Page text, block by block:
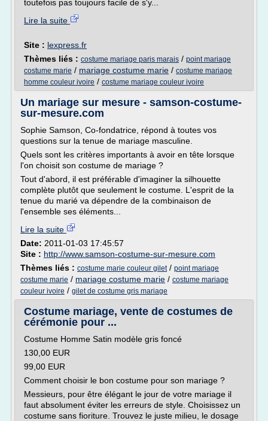
toutefois pas toujours facile de s'y...
Lire la suite
Site : lexpress.fr
Thèmes liés : costume mariage paris marais / point mariage
costume marie / mariage costume marie / costume mariage
homme couleur ivoire / costume mariage couleur ivoire
Un mariage sur mesure - samson-costume-
sur-mesure.com
Sophie Samson, Co-fondatrice, répond à toutes vos
questions sur la tenue de mariage masculine.
Quels sont les critères importants à avoir en tête lorsque
l'on choisit son costume de mariage ?
Tout d'abord, il est préférable d'imaginer la silhouette
complète plutôt que seulement le costume. L'esprit de la
tenue du marié va dépendre de la combinaison de
l'ensemble ses éléments...
Lire la suite
Date: 2011-01-03 17:45:57
Site : http://www.samson-costume-sur-mesure.com
Thèmes liés : costume marie couleur gilet/ point mariage
costume marie / mariage costume marie / costume mariage
couleur ivoire / gilet de costume gris mariage
Costume mariage, vente de costumes de
cérémonie pour ...
Costume Homme Satin modèle gris foncé
130,00 EUR
99,00 EUR
Comment choisir le bon costume pour son mariage ?
Messieurs, pour être élégant le jour de votre mariage il
faut absolument éviter les erreurs de style. Choisissez un
costume sans fioriture. Trouvez le juste milieu, le dosage